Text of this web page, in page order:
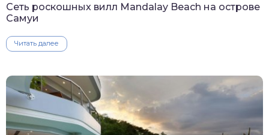
Сеть роскошных вилл Mandalay Beach на острове
Самуи
Читать далее